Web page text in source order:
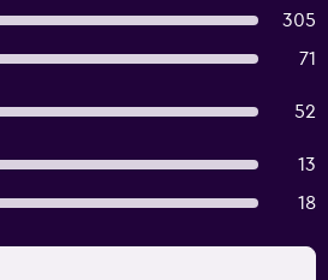
305
71
52
13
18